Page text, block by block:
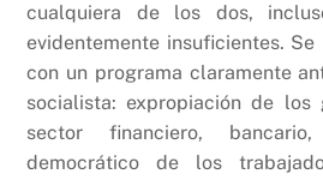
cualquiera de los dos,
evidentemente insuficientes.
con un programa claramente
socialista: expropiación de los
sector financiero,
democrático de los